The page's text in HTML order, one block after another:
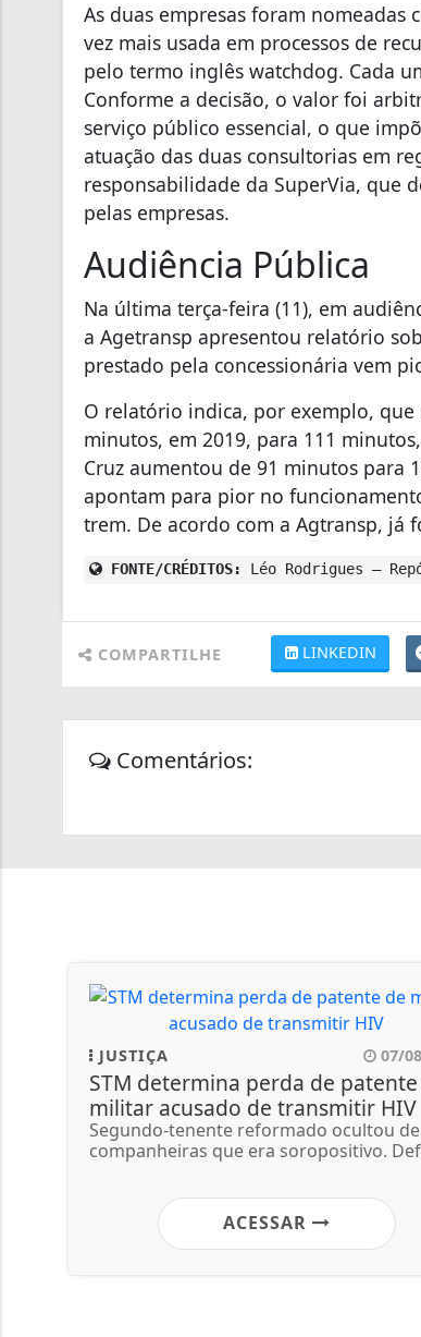
As duas empresas foram nomeadas
vez mais usada em processos de
pelo termo inglês watchdog. Cada
Conforme a decisão, o valor foi
serviço público essencial, o que
atuação das duas consultorias em
responsabilidade da SuperVia, que
pelas empresas.
Audiência Pública
Na última terça-feira (11), em
a Agetransp apresentou relatório
prestado pela concessionária vem
O relatório indica, por exemplo,
minutos, em 2019, para 111
Cruz aumentou de 91 minutos para
apontam para pior no
trem. De acordo com a Agtransp, já
FONTE/CRÉDITOS: Léo Rodrigues –
COMPARTILHE LINKEDIN
Comentários:
JUSTIÇA 07/
STM determina perda de
militar acusado de transmitir HIV
Segundo-tenente reformado ocultou
companheiras que era soropositivo.
ACESSAR